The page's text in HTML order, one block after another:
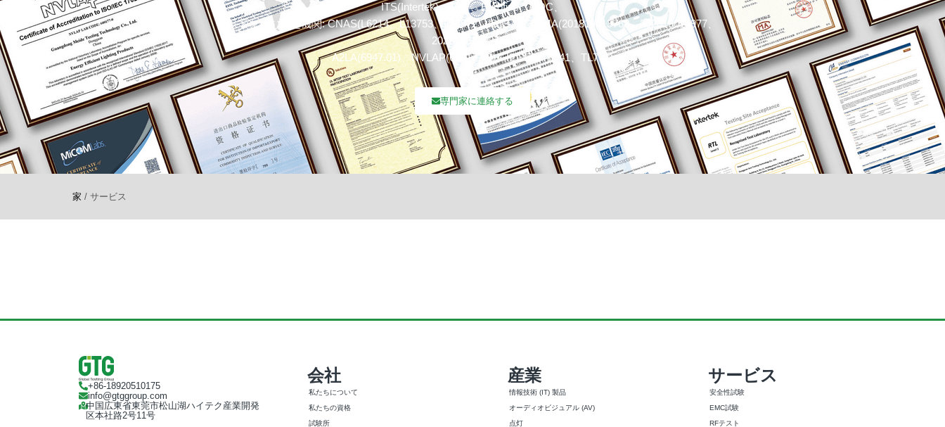
ITS(Intertek)、TÜV、Eurofins、CQC、
以下を含む認定機関: CNAS(L6214、L13753、L18872、IB1376)、CMA(201819013768、202019014977、
202319017087)、
A2LA(6947.01)、NVLAP(600177-0)、IECEE(TL541、TL777)
専門家に連絡する
家 / サービス
+86-18920510175
info@gtggroup.com
中国広東省東莞市松山湖ハイテク産業開発
区本社路2号11号
会社
私たちについて
私たちの資格
試験所
産業
情報技術 (IT) 製品
オーディオビジュアル (AV)
点灯
サービス
安全性試験
EMC試験
RFテスト